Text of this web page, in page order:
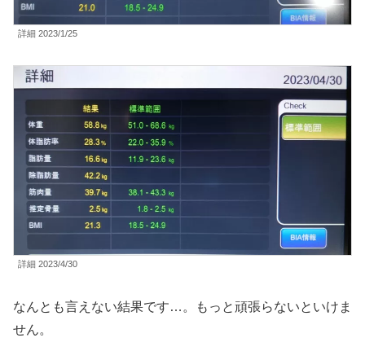
詳細 2023/1/25
詳細 2023/4/30
なんとも言えない結果です…。もっと頑張らないといけま
せん。